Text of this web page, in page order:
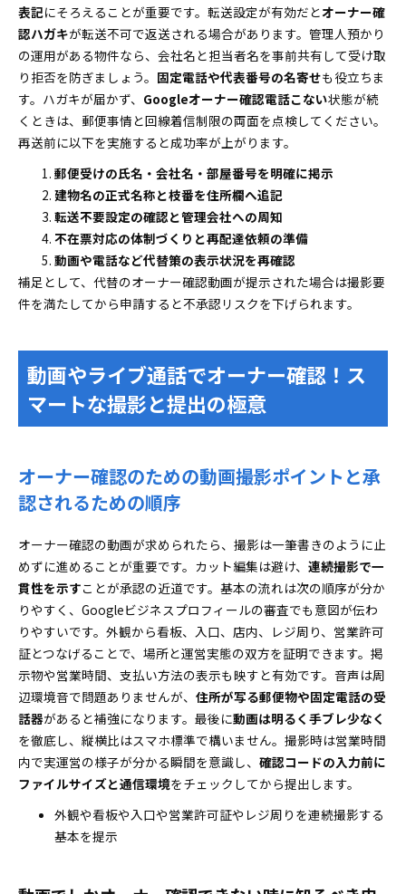
表記にそろえることが重要です。転送設定が有効だとオーナー確
認ハガキが転送不可で返送される場合があります。管理人預かり
の運用がある物件なら、会社名と担当者名を事前共有して受け取
り拒否を防ぎましょう。 固定電話や代表番号の名寄せも役立ちま
す。ハガキが届かず、 Googleオーナー確認電話こない状態が続
くときは、郵便事情と回線着信制限の両面を点検してください。
再送前に以下を実施すると成功率が上がります。
郵便受けの氏名・会社名・部屋番号を明確に掲示
建物名の正式名称と枝番を住所欄へ追記
転送不要設定の確認と管理会社への周知
不在票対応の体制づくりと再配達依頼の準備
動画や電話など代替策の表示状況を再確認
補足として、代替のオーナー確認動画が提示された場合は撮影要
件を満たしてから申請すると不承認リスクを下げられます。
動画やライブ通話でオーナー確認！ス
マートな撮影と提出の極意
オーナー確認のための動画撮影ポイントと承
認されるための順序
オーナー確認の動画が求められたら、撮影は一筆書きのように止
めずに進めることが重要です。カット編集は避け、 連続撮影で一
貫性を示すことが承認の近道です。基本の流れは次の順序が分か
りやすく、Googleビジネスプロフィールの審査でも意図が伝わ
りやすいです。外観から看板、入口、店内、レジ周り、営業許可
証とつなげることで、場所と運営実態の双方を証明できます。掲
示物や営業時間、支払い方法の表示も映すと有効です。音声は周
辺環境音で問題ありませんが、 住所が写る郵便物や固定電話の受
話器があると補強になります。最後に動画は明るく手ブレ少なく
を徹底し、縦横比はスマホ標準で構いません。撮影時は営業時間
内で実運営の様子が分かる瞬間を意識し、 確認コードの入力前に
ファイルサイズと通信環境をチェックしてから提出します。
外観や看板や入口や営業許可証やレジ周りを連続撮影する
基本を提示